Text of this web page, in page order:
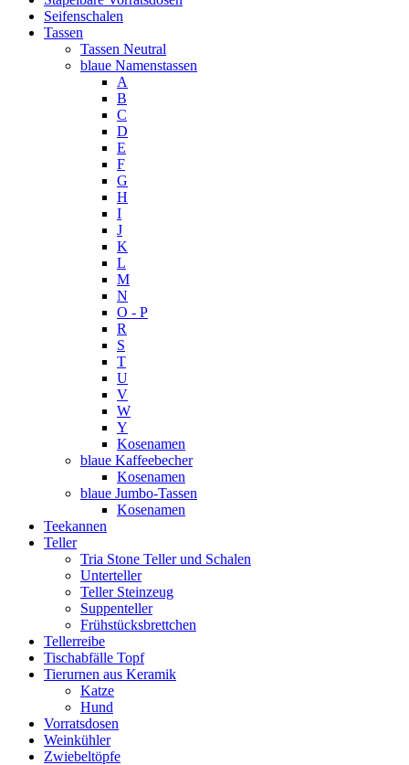
Seifenschalen
Tassen
Tassen Neutral
blaue Namenstassen
A
B
C
D
E
F
G
H
I
J
K
L
M
N
O - P
R
S
T
U
V
W
Y
Kosenamen
blaue Kaffeebecher
Kosenamen
blaue Jumbo-Tassen
Kosenamen
Teekannen
Teller
Tria Stone Teller und Schalen
Unterteller
Teller Steinzeug
Suppenteller
Frühstücksbrettchen
Tellerreibe
Tischabfälle Topf
Tierurnen aus Keramik
Katze
Hund
Vorratsdosen
Weinkühler
Zwiebeltöpfe